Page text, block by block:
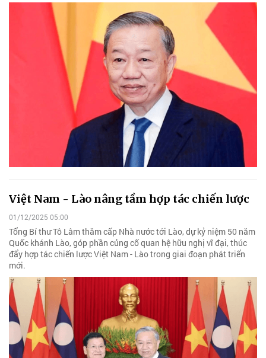
Việt Nam - Lào nâng tầm hợp tác chiến lược
01/12/2025 05:00
Tổng Bí thư Tô Lâm thăm cấp Nhà nước tới Lào, dự kỷ niệm 50 năm
Quốc khánh Lào, góp phần củng cố quan hệ hữu nghị vĩ đại, thúc
đẩy hợp tác chiến lược Việt Nam - Lào trong giai đoạn phát triển
mới.